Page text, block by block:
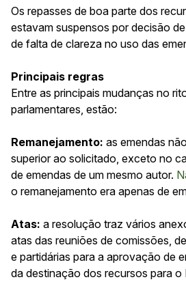
Os repasses de boa parte dos
estavam suspensos por decisão
de falta de clareza no uso das
Principais regras
Entre as principais mudanças no
parlamentares, estão:
Remanejamento: as emendas
superior ao solicitado, exceto no
de emendas de um mesmo autor.
o remanejamento era apenas de
Atas: a resolução traz vários
atas das reuniões de comissões,
e partidárias para a aprovação de
da destinação dos recursos para o